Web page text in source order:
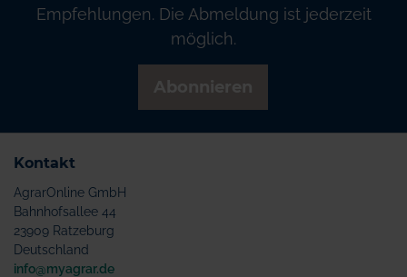
Empfehlungen. Die Abmeldung ist jederzeit
möglich.
Kontakt
AgrarOnline GmbH
Bahnhofsallee 44
23909 Ratzeburg
Deutschland
info@myagrar.de